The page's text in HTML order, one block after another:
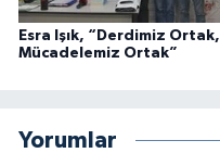
Esra Işık, “Derdimiz Ortak,
Mücadelemiz Ortak”
Yorumlar